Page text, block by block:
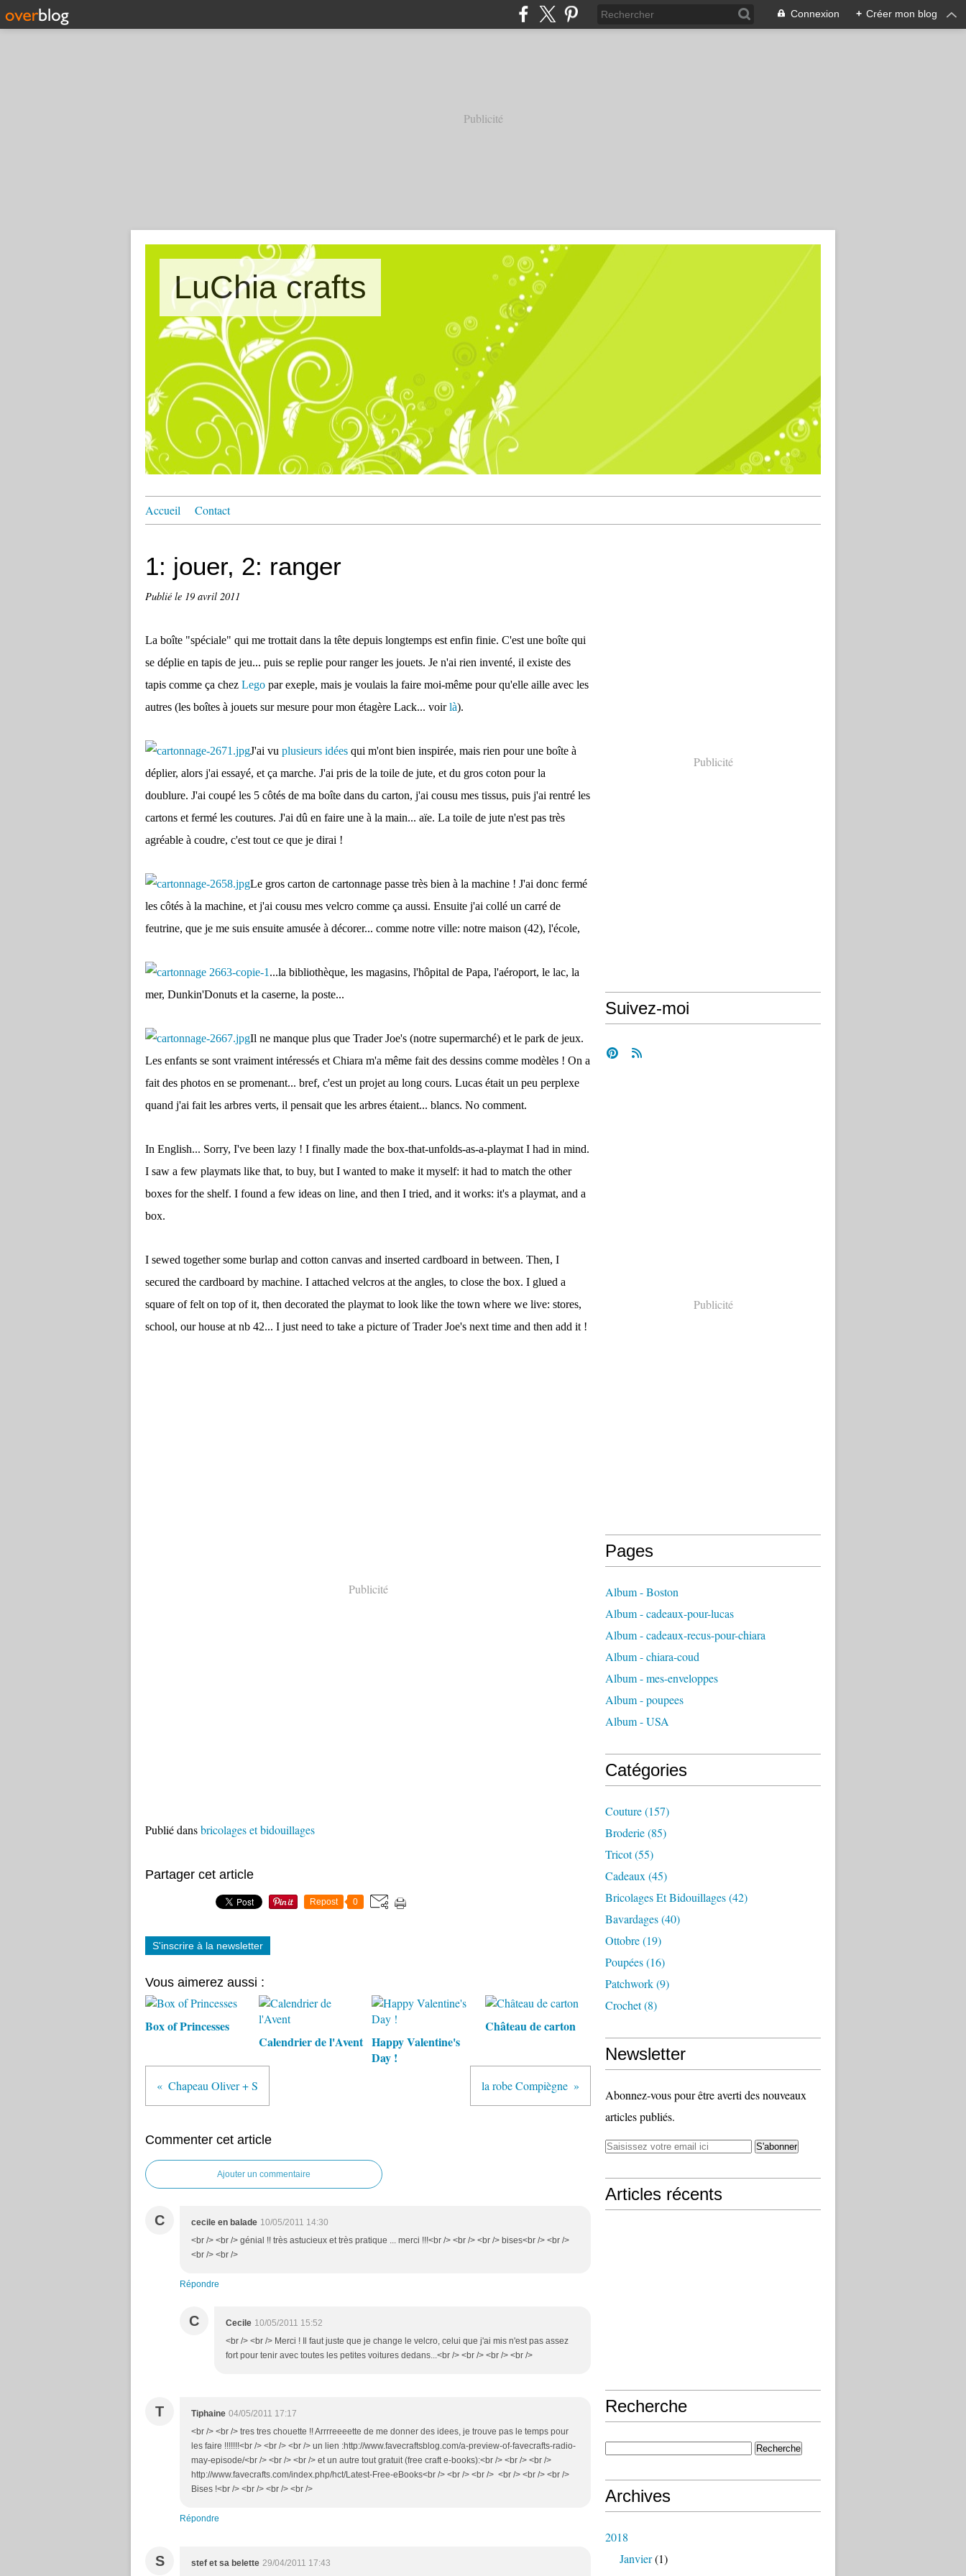
Connexion + Créer mon blog
Publicité
LuChia crafts
Accueil Contact
1: jouer, 2: ranger
Publié le 19 avril 2011
La boîte "spéciale" qui me trottait dans la tête depuis longtemps est enfin finie. C'est une boîte qui
se déplie en tapis de jeu... puis se replie pour ranger les jouets. Je n'ai rien inventé, il existe des
tapis comme ça chez Lego par exeple, mais je voulais la faire moi-même pour qu'elle aille avec les
autres (les boîtes à jouets sur mesure pour mon étagère Lack... voirlà).
J'ai vu plusieurs idées qui m'ont bien inspirée, mais rien pour une boîte à
déplier, alors j'ai essayé, et ça marche. J'ai pris de la toile de jute, et du gros coton pour la
doublure. J'ai coupé les 5 côtés de ma boîte dans du carton, j'ai cousu mes tissus, puis j'ai rentré les
cartons et fermé les coutures. J'ai dû en faire une à la main... aïe. La toile de jute n'est pas très
agréable à coudre, c'est tout ce que je dirai !
Le gros carton de cartonnage passe très bien à la machine ! J'ai donc fermé
les côtés à la machine, et j'ai cousu mes velcro comme ça aussi. Ensuite j'ai collé un carré de
feutrine, que je me suis ensuite amusée à décorer... comme notre ville: notre maison (42), l'école,
...la bibliothèque, les magasins, l'hôpital de Papa, l'aéroport, le lac, la
mer, Dunkin'Donuts et la caserne, la poste...
Il ne manque plus que Trader Joe's (notre supermarché) et le park de jeux.
Les enfants se sont vraiment intéressés et Chiara m'a même fait des dessins comme modèles ! On a
fait des photos en se promenant... bref, c'est un projet au long cours. Lucas était un peu perplexe
quand j'ai fait les arbres verts, il pensait que les arbres étaient... blancs. No comment.
In English... Sorry, I've been lazy ! I finally made the box-that-unfolds-as-a-playmat I had in mind.
I saw a few playmats like that, to buy, but I wanted to make it myself: it had to match the other
boxes for the shelf. I found a few ideas on line, and then I tried, and it works: it's a playmat, and a
box.
I sewed together some burlap and cotton canvas and inserted cardboard in between. Then, I
secured the cardboard by machine. I attached velcros at the angles, to close the box. I glued a
square of felt on top of it, then decorated the playmat to look like the town where we live: stores,
school, our house at nb 42... I just need to take a picture of Trader Joe's next time and then add it !
Publicité
Publié dansbricolages et bidouillages
Partager cet article
Repost 0
S'inscrire à la newsletter
Vous aimerez aussi :
Box of Princesses
Calendrier de l'Avent Happy Valentine's
Day !
Château de carton
Chapeau Oliver + S la robe Compiègne
Commenter cet article
Ajouter un commentaire
C cecile en balade 10/05/2011 14:30
<br /> <br /> génial !! très astucieux et très pratique ... merci !!!<br /> <br /> <br /> bises<br /> <br />
<br /> <br />
Répondre
C Cecile 10/05/2011 15:52
<br /> <br /> Merci ! Il faut juste que je change le velcro, celui que j'ai mis n'est pas assez
fort pour tenir avec toutes les petites voitures dedans...<br /> <br /> <br /> <br />
T Tiphaine 04/05/2011 17:17
<br /> <br /> tres tres chouette !! Arrrreeeette de me donner des idees, je trouve pas le temps pour
les faire !!!!!!!<br /> <br /> <br /> un lien :http://www.favecraftsblog.com/a-preview-of-favecrafts-radio-
may-episode/<br /> <br /> <br /> et un autre tout gratuit (free craft e-books):<br /> <br /> <br />
http://www.favecrafts.com/index.php/hct/Latest-Free-eBooks<br /> <br /> <br /> <br /> <br /> <br />
Bises !<br /> <br /> <br /> <br />
Répondre
S stef et sa belette 29/04/2011 17:43
Publicité
Suivez-moi
Publicité
Pages
Album - Boston
Album - cadeaux-pour-lucas
Album - cadeaux-recus-pour-chiara
Album - chiara-coud
Album - mes-enveloppes
Album - poupees
Album - USA
Catégories
Couture(157)
Broderie(85)
Tricot(55)
Cadeaux (45)
Bricolages Et Bidouillages(42)
Bavardages(40)
Ottobre(19)
Poupées(16)
Patchwork(9)
Crochet(8)
Newsletter
Abonnez-vous pour être averti des nouveaux
articles publiés.
Articles récents
Recherche
Archives
2018
Janvier(1)